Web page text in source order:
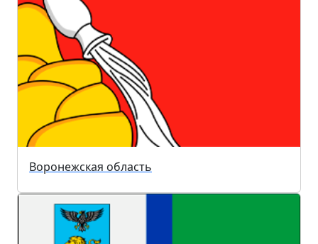
Воронежская область